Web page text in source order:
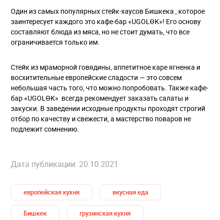
Один из самых популярныхстейк-хаусов Бишкека , которое
заинтересует каждого это кафе-бар «UGOLӨK»! Его основу
составляют блюда из мяса, но не стоит думать, что все
ограничивается только им.
Стейк из мраморной говядины, аппетитное каре ягненка и
восхитительные европейские сладости — это совсем
небольшая часть того, что можно попробовать. Также кафе-
бар «UGOLӨK» всегда рекомендует заказать салаты и
закуски. В заведении исходные продукты проходят строгий
отбор по качеству и свежести, а мастерство поваров не
подлежит сомнению.
Дата публикации: 20.10.2021
европейская кухня вкусная еда
Бишкек грузинская кухня